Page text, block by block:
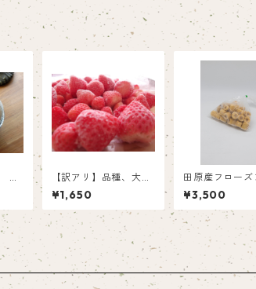
紅
【訳アリ】品種、大き
さいろいろなのでお買
い得！フローズンいち
ご（1㎏）
¥1,650
田原産フローズ
な（1kg）
¥3,500